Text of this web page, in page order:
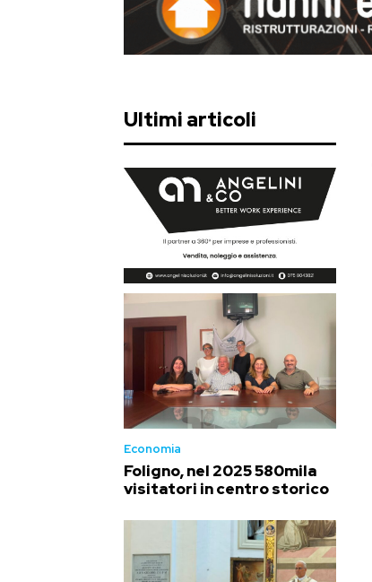
Ultimi articoli
Economia
Foligno, nel 2025 580mila
visitatori in centro storico